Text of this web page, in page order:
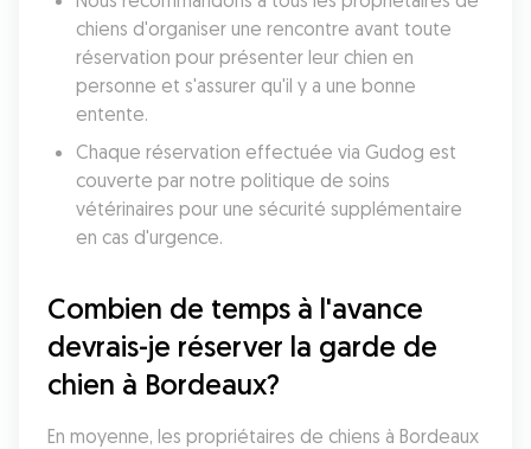
chiens d'organiser une rencontre avant toute
réservation pour présenter leur chien en
personne et s'assurer qu'il y a une bonne
entente.
Chaque réservation effectuée via Gudog est
couverte par notre politique de soins
vétérinaires pour une sécurité supplémentaire
en cas d'urgence.
Combien de temps à l'avance
devrais-je réserver la garde de
chien à Bordeaux?
En moyenne, les propriétaires de chiens à Bordeaux